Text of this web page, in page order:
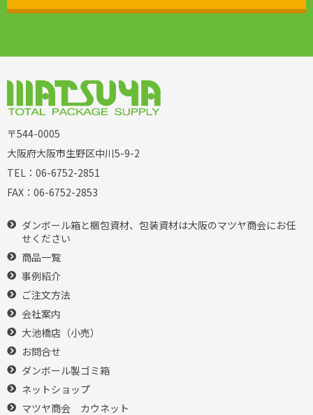
〒544-0005
大阪府大阪市生野区中川5-9-2
TEL： 06-6752-2851
FAX： 06-6752-2853
ダンボール箱と梱包資材、包装資材は大阪のマツヤ商会にお任
せください
商品一覧
事例紹介
ご注文方法
会社案内
大池橋店（小売）
お問合せ
ダンボール製ゴミ箱
ネットショップ
マツヤ商会 カウネット